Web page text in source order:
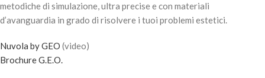
metodiche di simulazione, ultra precise e con materiali
d’avanguardia in grado di risolvere i tuoi problemi estetici.
Nuvola by GEO (video)
Brochure G.E.O.